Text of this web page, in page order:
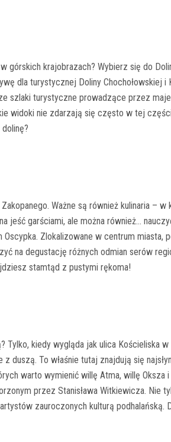
krajobrazach? Wybierz się do
dla turystycznej Doliny Chochołowskiej
szlaki turystyczne prowadzące przez
widoki nie zdarzają się często w tej
Ważne są również kulinaria –
jeść garściami, ale można również…
Zlokalizowane w centrum miasta,
na degustację różnych odmian serów
stamtąd z pustymi rękoma!
kiedy wygląda jak ulica Kościeliska w
duszą. To właśnie tutaj znajdują się
warto wymienić willę Atma, willę
przez Stanisława Witkiewicza. Nie
zauroczonych kulturą